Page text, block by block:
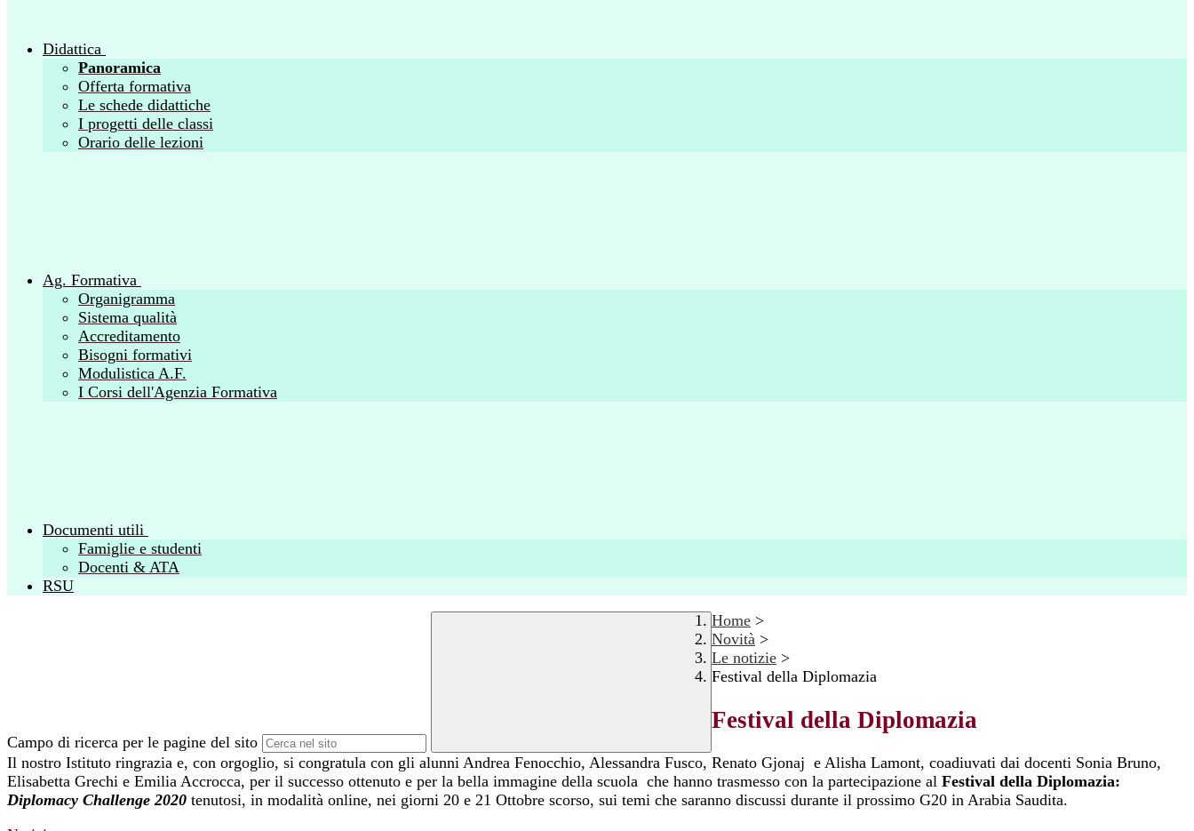
Didattica
Panoramica
Offerta formativa
Le schede didattiche
I progetti delle classi
Orario delle lezioni
Ag. Formativa
Organigramma
Sistema qualità
Accreditamento
Bisogni formativi
Modulistica A.F.
I Corsi dell'Agenzia Formativa
Documenti utili
Famiglie e studenti
Docenti & ATA
RSU
Campo di ricerca per le pagine del sito
Home >
Novità >
Le notizie >
Festival della Diplomazia
Festival della Diplomazia
Il nostro Istituto ringrazia e, con orgoglio, si congratula con gli alunni Andrea Fenocchio, Alessandra Fusco, Renato Gjonaj e Alisha Lamont, coadiuvati dai docenti Sonia Bruno,
Elisabetta Grechi e Emilia Accrocca, per il successo ottenuto e per la bella immagine della scuola che hanno trasmesso con la partecipazione al Festival della Diplomazia:
Diplomacy Challenge 2020 tenutosi, in modalità online, nei giorni 20 e 21 Ottobre scorso, sui temi che saranno discussi durante il prossimo G20 in Arabia Saudita.